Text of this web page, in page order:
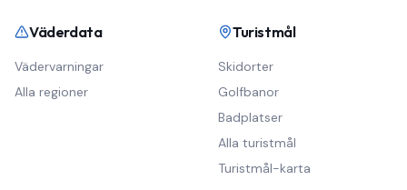
Väderdata
Vädervarningar
Alla regioner
Turistmål
Skidorter
Golfbanor
Badplatser
Alla turistmål
Turistmål-karta